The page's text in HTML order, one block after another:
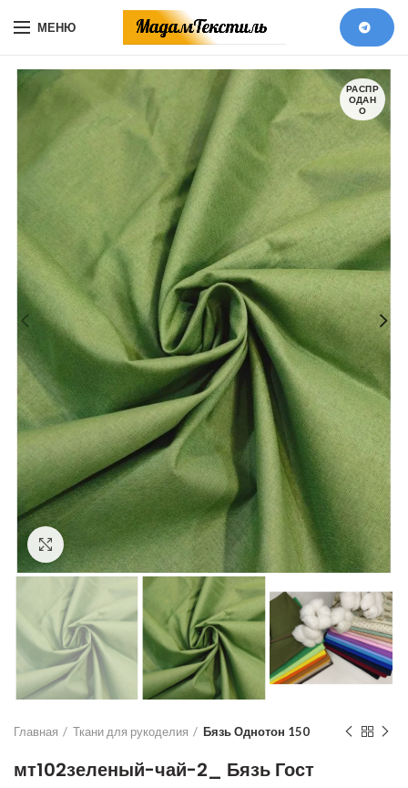
МЕНЮ
РАСПР
ОДАН
О
Увеличить
Главная Ткани для рукоделия Бязь Однотон 150
мт102зеленый-чай-2_ Бязь Гост